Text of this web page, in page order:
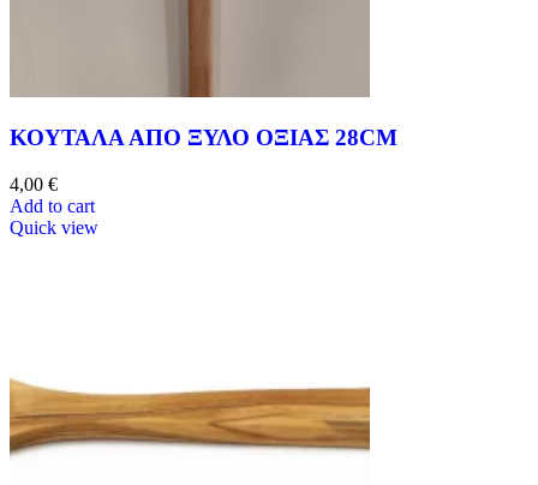
ΚΟΥΤΑΛΑ ΑΠΟ ΞΥΛΟ ΟΞΙΑΣ 28CM
4,00 €
Add to cart
Quick view